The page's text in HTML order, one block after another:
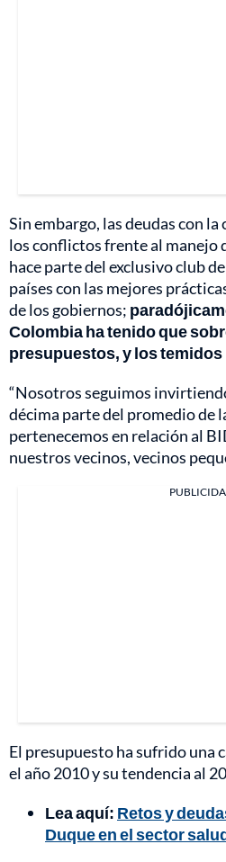
Sin embargo, las deudas con la
los conflictos frente al manejo
hace parte del exclusivo club
países con las mejores
de los gobiernos;
Colombia ha tenido que
presupuestos, y los
“Nosotros seguimos
décima parte del promedio de
pertenecemos en relación al
nuestros vecinos, vecinos
El presupuesto ha sufrido una
el año 2010 y su tendencia al
Lea aquí: Retos y
Duque en el sector